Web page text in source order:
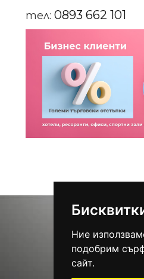
Ние
подобрим
сайт.
тел: 0893 662 101